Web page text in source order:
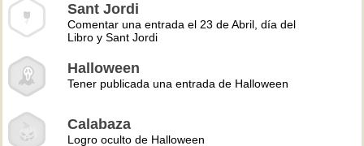
Sant Jordi
Comentar una entrada el 23 de Abril, día del
Libro y Sant Jordi
Halloween
Tener publicada una entrada de Halloween
Calabaza
Logro oculto de Halloween